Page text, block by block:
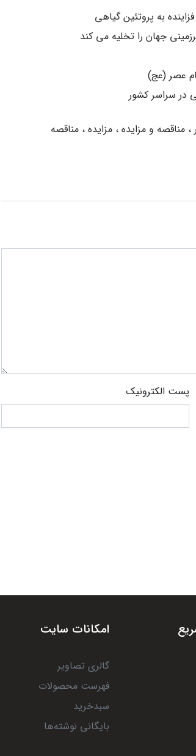
به پروتئین گیاهی
جهان را تخلیه می کند
عصر (عج)
در سراسر کشور
مناقصه و مزایده مزایده مناقصه
پست الکترونیک
امکانات سایت
گالری تصاویر
فهرست محصولات
سبدخرید
بایگانی نوشته‌ها